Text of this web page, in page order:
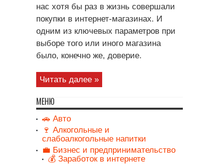
нас хотя бы раз в жизнь совершали
покупки в интернет-магазинах. И
одним из ключевых параметров при
выборе того или иного магазина
было, конечно же, доверие.
Читать далее »
МЕНЮ
🚗 Авто
🍷 Алкогольные и
слабоалкогольные напитки
💼 Бизнес и предпринимательство
💰 Заработок в интернете